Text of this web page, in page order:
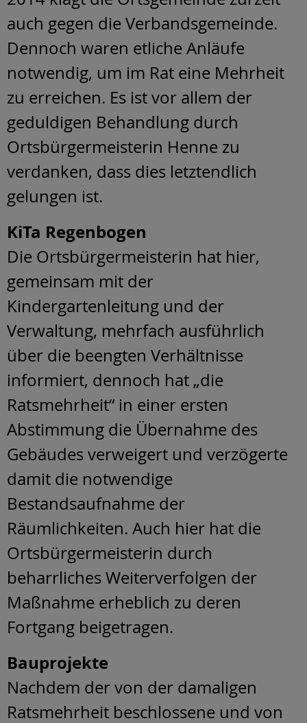
auch gegen die Verbandsgemeinde.
Dennoch waren etliche Anläufe
notwendig, um im Rat eine Mehrheit
zu erreichen. Es ist vor allem der
geduldigen Behandlung durch
Ortsbürgermeisterin Henne zu
verdanken, dass dies letztendlich
gelungen ist.
KiTa Regenbogen
Die Ortsbürgermeisterin hat hier,
gemeinsam mit der
Kindergartenleitung und der
Verwaltung, mehrfach ausführlich
über die beengten Verhältnisse
informiert, dennoch hat „die
Ratsmehrheit“ in einer ersten
Abstimmung die Übernahme des
Gebäudes verweigert und verzögerte
damit die notwendige
Bestandsaufnahme der
Räumlichkeiten. Auch hier hat die
Ortsbürgermeisterin durch
beharrliches Weiterverfolgen der
Maßnahme erheblich zu deren
Fortgang beigetragen.
Bauprojekte
Nachdem der von der damaligen
Ratsmehrheit beschlossene und von